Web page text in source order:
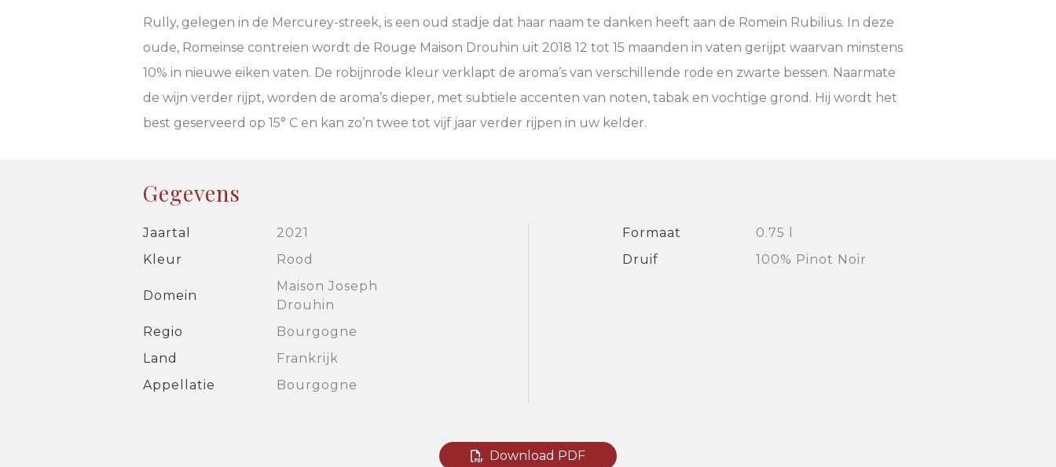
Rully, gelegen in de Mercurey-streek, is een oud stadje dat haar naam te danken heeft aan de Romein Rubilius. In deze
oude, Romeinse contreien wordt de Rouge Maison Drouhin uit 2018 12 tot 15 maanden in vaten gerijpt waarvan minstens
10% in nieuwe eiken vaten. De robijnrode kleur verklapt de aroma’s van verschillende rode en zwarte bessen. Naarmate
de wijn verder rijpt, worden de aroma’s dieper, met subtiele accenten van noten, tabak en vochtige grond. Hij wordt het
best geserveerd op 15° C en kan zo’n twee tot vijf jaar verder rijpen in uw kelder.
Gegevens
Jaartal
2021
Kleur
Rood
Domein
Maison Joseph
Drouhin
Regio
Bourgogne
Land
Frankrijk
Appellatie
Bourgogne
Formaat
0.75 l
Druif
100% Pinot Noir
Download PDF